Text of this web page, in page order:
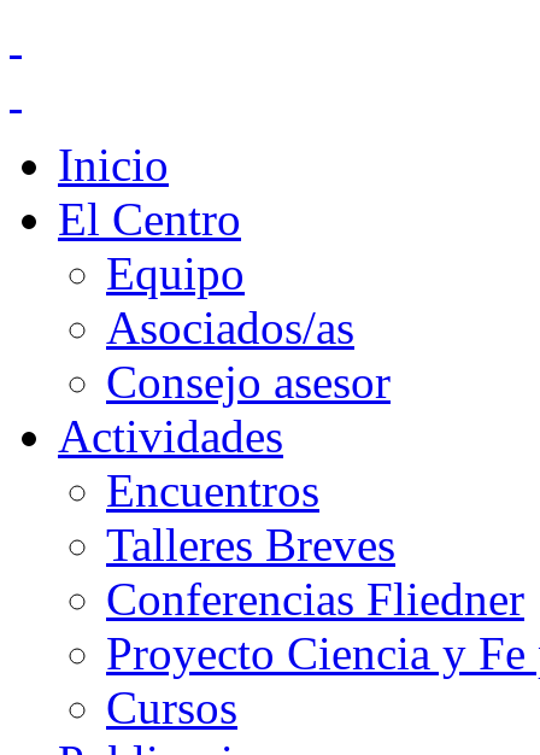
Inicio
El Centro
Equipo
Asociados/as
Consejo asesor
Actividades
Encuentros
Talleres Breves
Conferencias Fliedner
Proyecto Ciencia y
Cursos